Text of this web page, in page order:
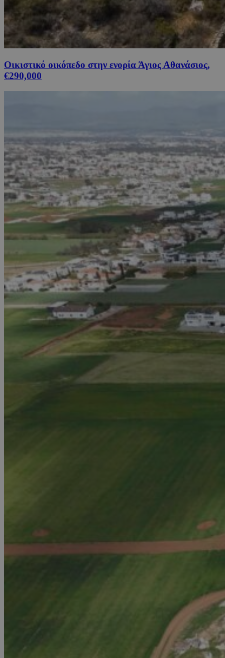
Οικιστικό οικόπεδο στην ενορία Άγιος Αθανάσιος,
€290,000